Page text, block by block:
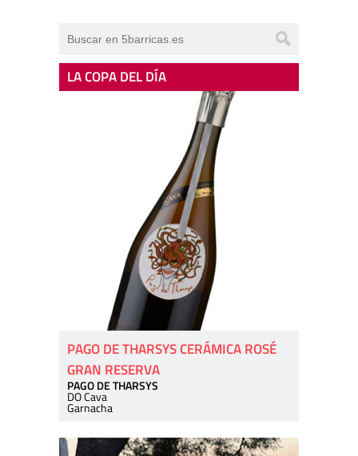
LA COPA DEL DÍA
PAGO DE THARSYS CERÁMICA ROSÉ
GRAN RESERVA
PAGO DE THARSYS
DO Cava
Garnacha